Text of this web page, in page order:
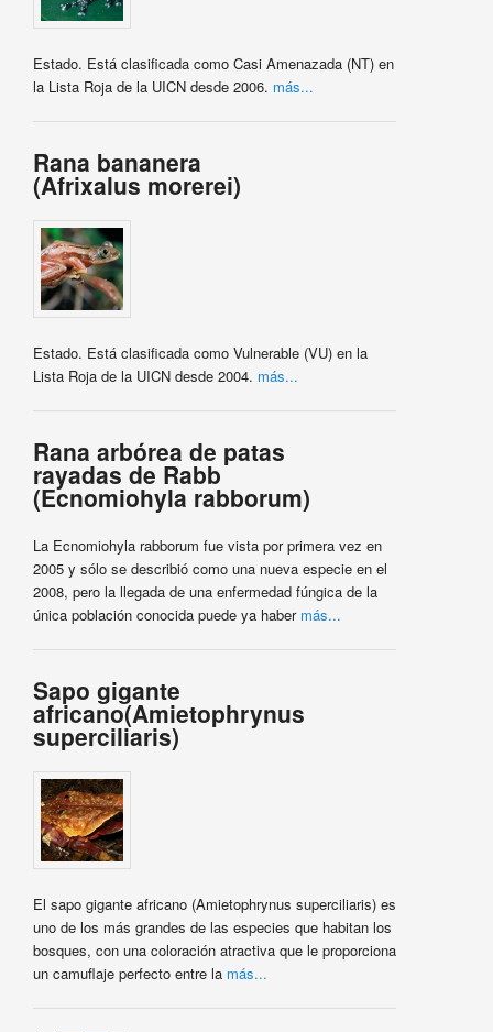
Estado. Está clasificada como Casi Amenazada (NT) en
la Lista Roja de la UICN desde 2006. más...
Rana bananera
(Afrixalus morerei)
Estado. Está clasificada como Vulnerable (VU) en la
Lista Roja de la UICN desde 2004. más...
Rana arbórea de patas
rayadas de Rabb
(Ecnomiohyla rabborum)
La Ecnomiohyla rabborum fue vista por primera vez en
2005 y sólo se describió como una nueva especie en el
2008, pero la llegada de una enfermedad fúngica de la
única población conocida puede ya haber más...
Sapo gigante
africano(Amietophrynus
superciliaris)
El sapo gigante africano (Amietophrynus superciliaris) es
uno de los más grandes de las especies que habitan los
bosques, con una coloración atractiva que le proporciona
un camuflaje perfecto entre la más...